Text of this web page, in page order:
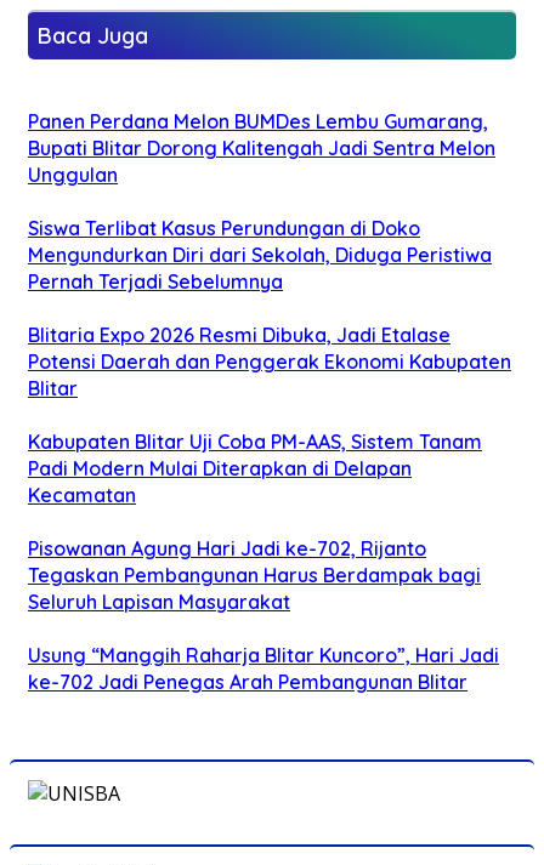
Baca Juga
Panen Perdana Melon BUMDes Lembu Gumarang,
Bupati Blitar Dorong Kalitengah Jadi Sentra Melon
Unggulan
Siswa Terlibat Kasus Perundungan di Doko
Mengundurkan Diri dari Sekolah, Diduga Peristiwa
Pernah Terjadi Sebelumnya
Blitaria Expo 2026 Resmi Dibuka, Jadi Etalase
Potensi Daerah dan Penggerak Ekonomi Kabupaten
Blitar
Kabupaten Blitar Uji Coba PM-AAS, Sistem Tanam
Padi Modern Mulai Diterapkan di Delapan
Kecamatan
Pisowanan Agung Hari Jadi ke-702, Rijanto
Tegaskan Pembangunan Harus Berdampak bagi
Seluruh Lapisan Masyarakat
Usung “Manggih Raharja Blitar Kuncoro”, Hari Jadi
ke-702 Jadi Penegas Arah Pembangunan Blitar